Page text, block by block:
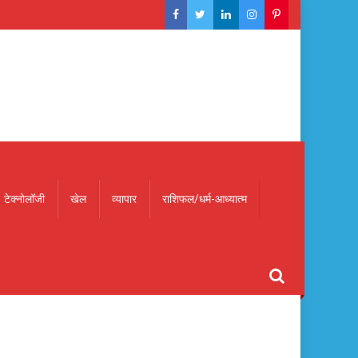
टेक्नोलॉजी खेल व्यापार राशिफल/धर्म-आध्यात्म